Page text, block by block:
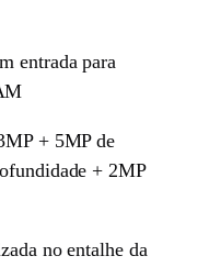
entrada para
+ 5MP de
+ 2MP
no entalhe da